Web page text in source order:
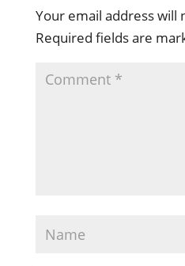
Your email address will
Required fields are